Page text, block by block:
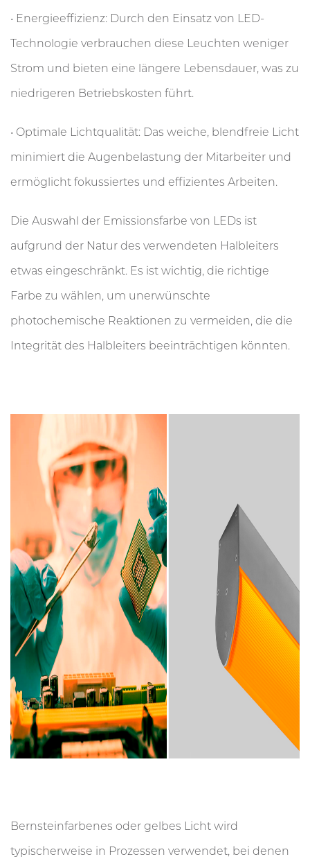
• Energieeffizienz: Durch den Einsatz von LED-
Technologie verbrauchen diese Leuchten weniger
Strom und bieten eine längere Lebensdauer, was zu
niedrigeren Betriebskosten führt.
• Optimale Lichtqualität: Das weiche, blendfreie Licht
minimiert die Augenbelastung der Mitarbeiter und
ermöglicht fokussiertes und effizientes Arbeiten.
Die Auswahl der Emissionsfarbe von LEDs ist
aufgrund der Natur des verwendeten Halbleiters
etwas eingeschränkt. Es ist wichtig, die richtige
Farbe zu wählen, um unerwünschte
photochemische Reaktionen zu vermeiden, die die
Integrität des Halbleiters beeinträchtigen könnten.
Bernsteinfarbenes oder gelbes Licht wird
typischerweise in Prozessen verwendet, bei denen